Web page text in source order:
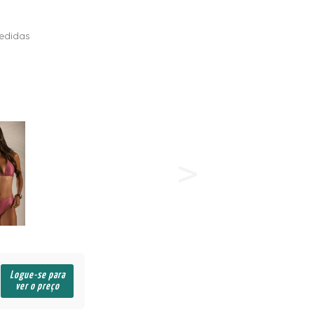
Logue-se para
ver o preço